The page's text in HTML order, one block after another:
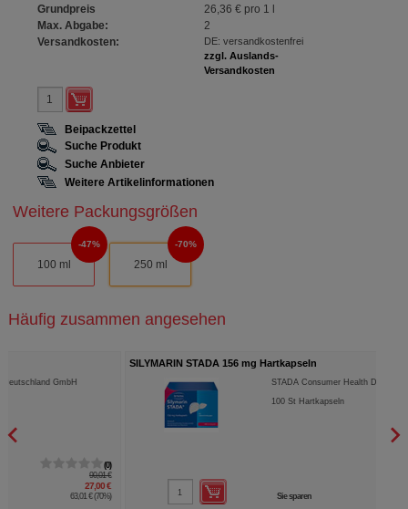
Grundpreis
26,36 €pro 1 l
Max. Abgabe:
2
Versandkosten:
DE: versandkostenfrei
zzgl. Auslands-
Versandkosten
Beipackzettel
Suche Produkt
Suche Anbieter
Weitere Artikelinformationen
Weitere Packungsgrößen
100 ml
47%
250 ml
70%
Häufig zusammen angesehen
SILYMARIN STADA 156 mg Hartkapseln
STADA Consumer Health Deutschland GmbH
100St Hartkapseln
Sie sparen